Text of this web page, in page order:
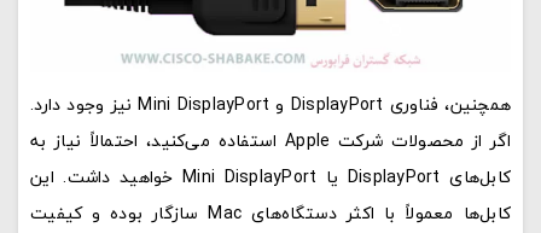
همچنین، فناوری DisplayPort و Mini DisplayPort نیز وجود دارد.
اگر از محصولات شرکت Apple استفاده می‌کنید، احتمالاً نیاز به
کابل‌های DisplayPort یا Mini DisplayPort خواهید داشت. این
کابل‌ها معمولاً با اکثر دستگاه‌های Mac سازگار بوده و کیفیت